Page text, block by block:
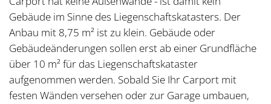
Gebäude im Sinne des Liegenschaftskatasters. Der
Anbau mit 8,75 m² ist zu klein. Gebäude oder
Gebäudeänderungen sollen erst ab einer Grundfläche
über 10 m² für das Liegenschaftskataster
aufgenommen werden. Sobald Sie Ihr Carport mit
festen Wänden versehen oder zur Garage umbauen,